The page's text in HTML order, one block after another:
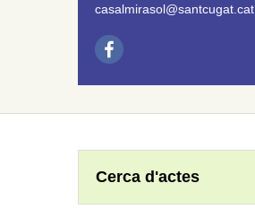
casalmirasol@santcugat.cat
Cerca d'actes